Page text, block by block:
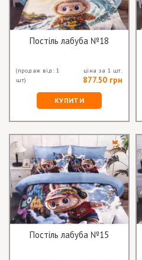
Постіль лабуба №18
(продаж від: 1
шт)
ціна за 1 шт.
877.50 грн
КУПИТИ
Постіль лабуба №15